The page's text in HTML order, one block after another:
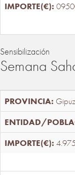
Sensibilización
Semana